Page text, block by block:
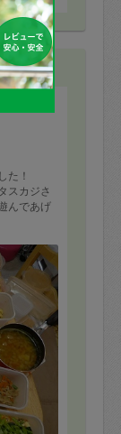
た！
スカジさ
んであげ
た。
もおいし
エスト。
サーモ
大豆バ
カロニ